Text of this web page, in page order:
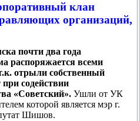
клан
организаций,
почти два года
распоряжается всеми
отрыли собственный
содействии
«Советский». Ушли от УК
которой является мэр г.
Шишов.